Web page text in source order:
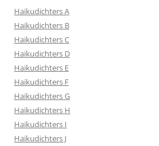
Haikudichters A
Haikudichters B
Haikudichters C
Haikudichters D
Haikudichters E
Haikudichters F
Haikudichters G
Haikudichters H
Haikudichters I
Haikudichters J